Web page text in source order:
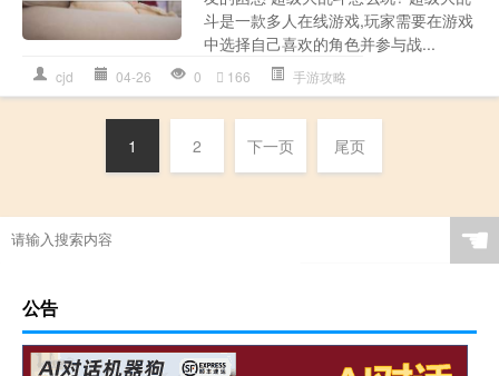
斗是一款多人在线游戏,玩家需要在游戏
中选择自己喜欢的角色并参与战...
cjd 04-26 0 166 手游攻略
1 2 下一页 尾页
☚
公告